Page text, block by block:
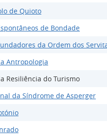
de Quioto
de Bondade
da Ordem dos
Antropologia
Resiliência do Turismo
da Síndrome de Asperger